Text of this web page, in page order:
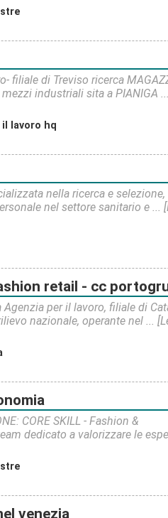
filiale di Treviso ricerca
industriali sita a PIANIGA ...
lavoro hq
nella ricerca e selezione,
nel settore sanitario e ...
- cc portogruaro adriatico 2
per il lavoro, filiale di
nazionale, operante nel ...
CORE SKILL - Fashion &
dedicato a valorizzare le
venezia